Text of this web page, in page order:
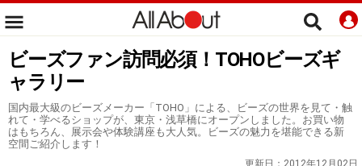
ビーズファン訪問必須！TOHOビーズギ
ャラリー
国内最大級のビーズメーカー「TOHO」による、ビーズの世界を見て・触
れて・学べるショップが、東京・浅草橋にオープンしました。お買い物
はもちろん、展示会や体験講座も大人気。ビーズの魅力を堪能できる新
空間ご紹介します！
更新日： 2012年12月02日